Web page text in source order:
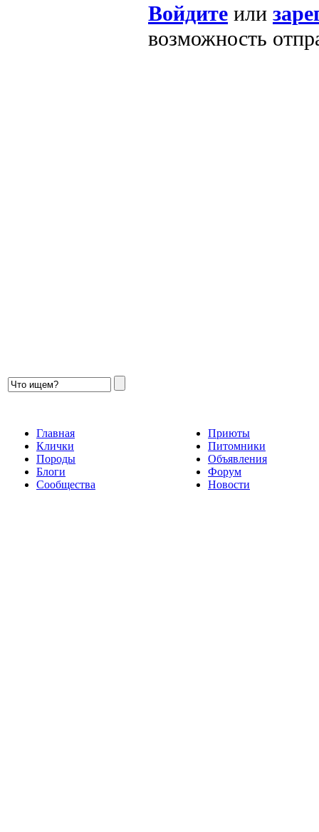
Войдите или
возможность
Главная
Клички
Породы
Блоги
Сообщества
Приюты
Питомники
Объявления
Форум
Новости